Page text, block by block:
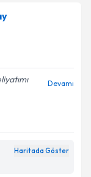
Devamı
Haritada Göster